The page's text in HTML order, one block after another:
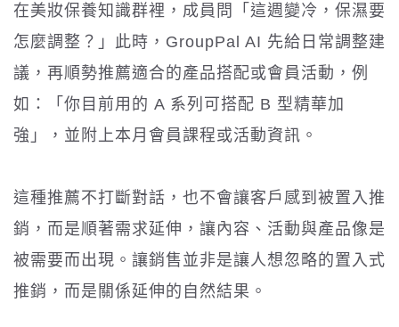
在美妝保養知識群裡，成員問「這週變冷，保濕要
怎麼調整？」此時，GroupPal AI 先給日常調整建
議，再順勢推薦適合的產品搭配或會員活動，例
如：「你目前用的 A 系列可搭配 B 型精華加
強」，並附上本月會員課程或活動資訊。
這種推薦不打斷對話，也不會讓客戶感到被置入推
銷，而是順著需求延伸，讓內容、活動與產品像是
被需要而出現。讓銷售並非是讓人想忽略的置入式
推銷，而是關係延伸的自然結果。